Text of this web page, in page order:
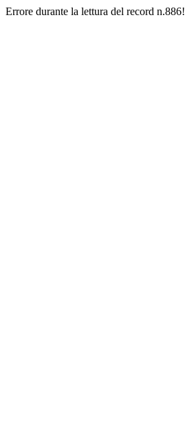
Errore durante la lettura del record n.886!